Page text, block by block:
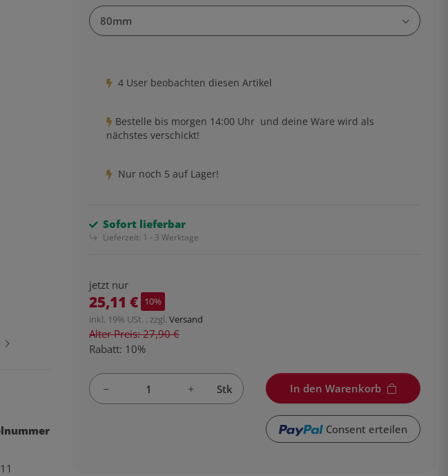
80mm
4 User beobachten diesen Artikel
Bestelle bis morgen 14:00 Uhr und deine Ware wird als
nächstes verschickt!
Nur noch 5 auf Lager!
Sofort lieferbar
Lieferzeit: 1 - 3 Werktage
jetzt nur
25,11 € 10%
inkl. 19% USt. , zzgl. Versand
Alter Preis: 27,90 €
Rabatt: 10%
Stk In den Warenkorb
Consent erteilen